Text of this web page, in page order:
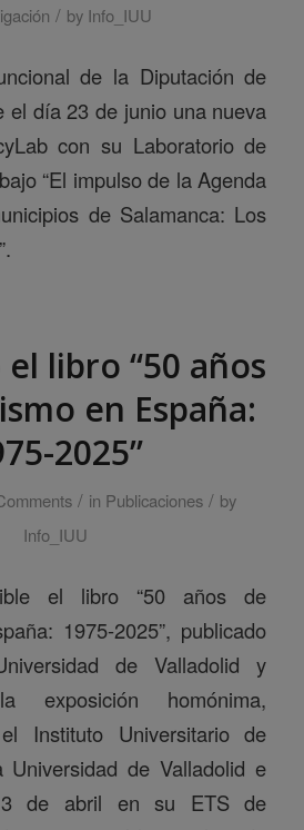
/ by Info_IUU
de la Diputación de
el día 23 de junio una nueva
con su Laboratorio de
“El impulso de la Agenda
de Salamanca: Los
libro “50 años
en España:
2025”
/ in Publicaciones / by
Info_IUU
el libro “50 años de
1975-2025”, publicado
de Valladolid y
exposición homónima,
Instituto Universitario de
Universidad de Valladolid e
de abril en su ETS de